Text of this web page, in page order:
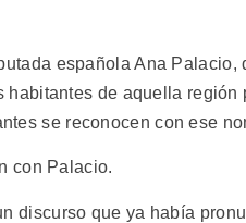
española Ana Palacio,
de aquella región
se reconocen con ese
con Palacio.
discurso que ya había